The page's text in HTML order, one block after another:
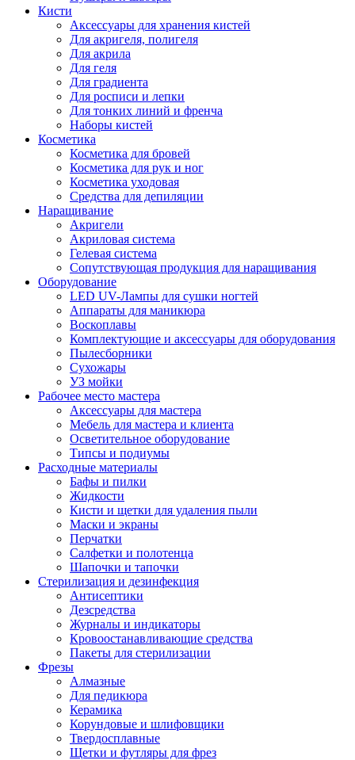
Кисти
Аксессуары для хранения кистей
Для акригеля, полигеля
Для акрила
Для геля
Для градиента
Для росписи и лепки
Для тонких линий и френча
Наборы кистей
Косметика
Косметика для бровей
Косметика для рук и ног
Косметика уходовая
Средства для депиляции
Наращивание
Акригели
Акриловая система
Гелевая система
Сопутствующая продукция для наращивания
Оборудование
LED UV-Лампы для сушки ногтей
Аппараты для маникюра
Воскоплавы
Комплектующие и аксессуары для оборудования
Пылесборники
Сухожары
УЗ мойки
Рабочее место мастера
Аксессуары для мастера
Мебель для мастера и клиента
Осветительное оборудование
Типсы и подиумы
Расходные материалы
Бафы и пилки
Жидкости
Кисти и щетки для удаления пыли
Маски и экраны
Перчатки
Салфетки и полотенца
Шапочки и тапочки
Стерилизация и дезинфекция
Антисептики
Дезсредства
Журналы и индикаторы
Кровоостанавливающие средства
Пакеты для стерилизации
Фрезы
Алмазные
Для педикюра
Керамика
Корундовые и шлифовщики
Твердосплавные
Щетки и футляры для фрез